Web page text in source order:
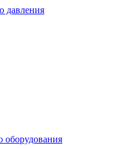
давления
оборудования